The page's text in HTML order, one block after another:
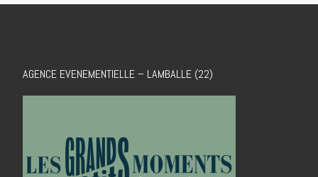
AGENCE EVENEMENTIELLE – LAMBALLE (22)